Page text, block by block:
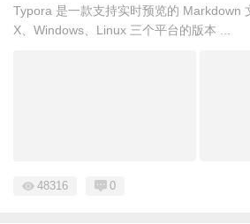
Typora 是一款支持实时预览的 Markdown
X、Windows、Linux 三个平台的版本 ...
48316 0